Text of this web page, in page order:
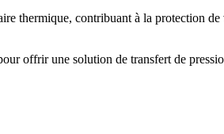
thermique, contribuant à la protection de
offrir une solution de transfert de